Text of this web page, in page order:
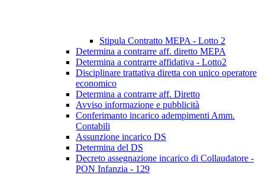
Stipula Contratto MEPA - Lotto 2
Determina a contrarre aff. diretto MEPA
Determina a contrarre affidativa - Lotto2
Disciplinare trattativa diretta con unico operatore
economico
Determina a contrarre aff. Diretto
Avviso informazione e pubblicità
Conferimanto incarico adempimenti Amm.
Contabili
Assunzione incarico DS
Determina del DS
Decreto assegnazione incarico di Collaudatore -
PON Infanzia - 129